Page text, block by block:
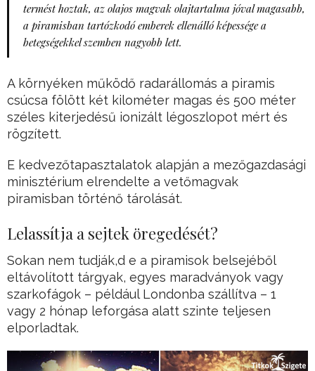
termést hoztak, az olajos magvak olajtartalma jóval magasabb,
a piramisban tartózkodó emberek ellenálló képessége a
betegségekkel szemben nagyobb lett.
A környéken működő radarállomás a piramis
csúcsa fölött két kilométer magas és 500 méter
széles kiterjedésű ionizált légoszlopot mért és
rögzített.
E kedvezőtapasztalatok alapján a mezőgazdasági
minisztérium elrendelte a vetőmagvak
piramisban történő tárolását.
Lelassítja a sejtek öregedését?
Sokan nem tudják,d e a piramisok belsejéből
eltávolított tárgyak, egyes maradványok vagy
szarkofágok – például Londonba szállítva – 1
vagy 2 hónap leforgása alatt szinte teljesen
elporladtak.